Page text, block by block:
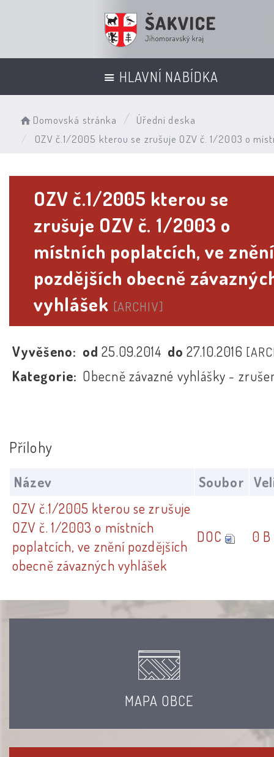
HLAVNÍ NABÍDKA
Domovská stránka
Úřední deska
OZV č.1/2005 kterou se zrušuje OZV č. 1/2003 o
OZV č.1/2005 kterou se
zrušuje OZV č. 1/2003 o
místních poplatcích, ve znění
pozdějších obecně
vyhlášek [ARCHIV]
Vyvěšeno: od25.09.2014 do27.10.2016
Kategorie: Obecně závazné vyhlášky -
Přílohy
Název Soubor
OZV č.1/2005 kterou se zrušuje
OZV č. 1/2003 o místních
poplatcích, ve znění pozdějších
obecně závazných vyhlášek
DOC 0 B
MAPA OBCE